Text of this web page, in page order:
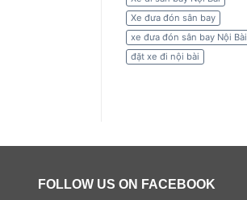
Xe đưa đón sân bay
xe đưa đón sân bay Nội Bài
đặt xe đi nội bài
FOLLOW US ON FACEBOOK